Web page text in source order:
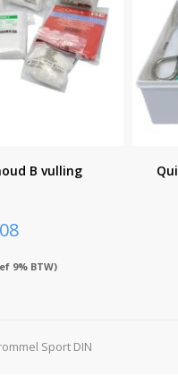
B vulling
9% BTW)
Sport DIN